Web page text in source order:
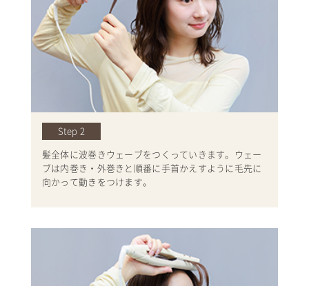
Step 2
髪全体に波巻きウェーブをつくっていきます。ウェー
ブは内巻き・外巻きと順番に手首かえすように毛先に
向かって動きをつけます。